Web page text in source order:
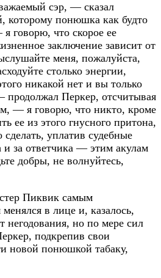
сэр, — сказал
которому понюшка как будто
говорю, что скорое ее
заключение зависит от
меня, пожалуйста,
столько энергии,
никакой нет и вы только
продолжал Перкер, отсчитывая
— я говорю, что никто, кроме
ее из этого гнусного притона,
уплатив судебные
за ответчика — этим акулам
добры, не волнуйтесь,
Пиквик самым
в лице и, казалось,
негодования, но по мере сил
подкрепив свои
новой понюшкой табаку,